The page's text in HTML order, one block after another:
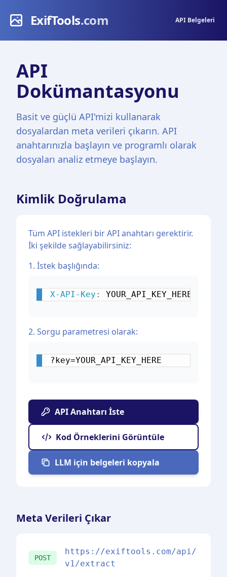
ExifTools.com API Belgeleri
API
Dokümantasyonu
Basit ve güçlü API'mizi kullanarak
dosyalardan meta verileri çıkarın. API
anahtarınızla başlayın ve programlı olarak
dosyaları analiz etmeye başlayın.
Kimlik Doğrulama
Tüm API istekleri bir API anahtarı gerektirir.
İki şekilde sağlayabilirsiniz:
1. İstek başlığında:
X-API-Key : YOUR_API_KEY_HERE
2. Sorgu parametresi olarak:
?key=YOUR_API_KEY_HERE
API Anahtarı İste
Kod Örneklerini Görüntüle
LLM için belgeleri kopyala
Meta Verileri Çıkar
POST
https://exiftools.com/api/
v1/extract